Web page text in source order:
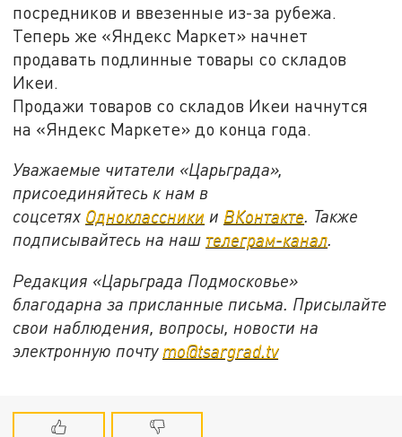
посредников и ввезенные из-за рубежа.
Теперь же «Яндекс Маркет» начнет
продавать подлинные товары со складов
Икеи.
Продажи товаров со складов Икеи начнутся
на «Яндекс Маркете» до конца года.
Уважаемые читатели «Царьграда»,
присоединяйтесь к нам в
соцсетях Одноклассники и ВКонтакте. Также
подписывайтесь на наш телеграм-канал.
Редакция «Царьграда Подмосковье»
благодарна за присланные письма. Присылайте
свои наблюдения, вопросы, новости на
электронную почту mo@tsargrad.tv